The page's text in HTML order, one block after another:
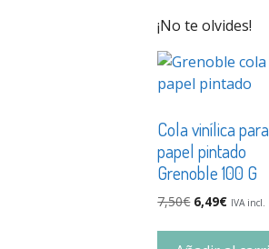
¡No te olvides!
Cola vinílica para
papel pintado
Grenoble 100 G
7,50€ 6,49€ IVA incl.